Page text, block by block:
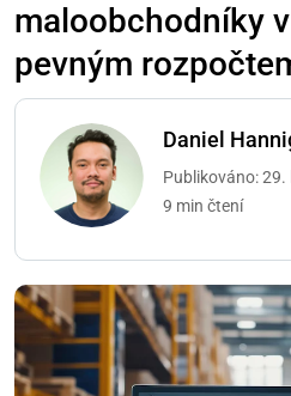
maloobchodníky
pevným
Daniel
Publikováno:
9 min čtení